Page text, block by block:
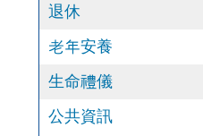
退休
老年安養
生命禮儀
公共資訊